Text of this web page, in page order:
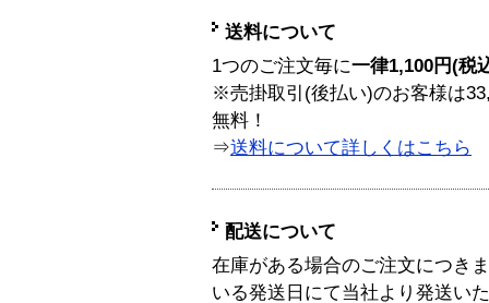
送料について
1つのご注文毎に一律1,100円(税
※売掛取引(後払い)のお客様は
無料！
⇒送料について詳しくはこちら
配送について
在庫がある場合のご注文につき
いる発送日にて当社より発送い